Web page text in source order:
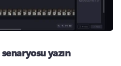
yazın